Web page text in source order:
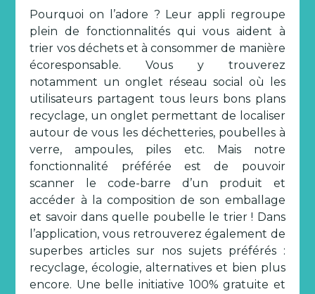
Pourquoi on l’adore ? Leur appli regroupe
plein de fonctionnalités qui vous aident à
trier vos déchets et à consommer de manière
écoresponsable. Vous y trouverez
notamment un onglet réseau social où les
utilisateurs partagent tous leurs bons plans
recyclage, un onglet permettant de localiser
autour de vous les déchetteries, poubelles à
verre, ampoules, piles etc. Mais notre
fonctionnalité préférée est de pouvoir
scanner le code-barre d’un produit et
accéder à la composition de son emballage
et savoir dans quelle poubelle le trier ! Dans
l’application, vous retrouverez également de
superbes articles sur nos sujets préférés :
recyclage, écologie, alternatives et bien plus
encore. Une belle initiative 100% gratuite et